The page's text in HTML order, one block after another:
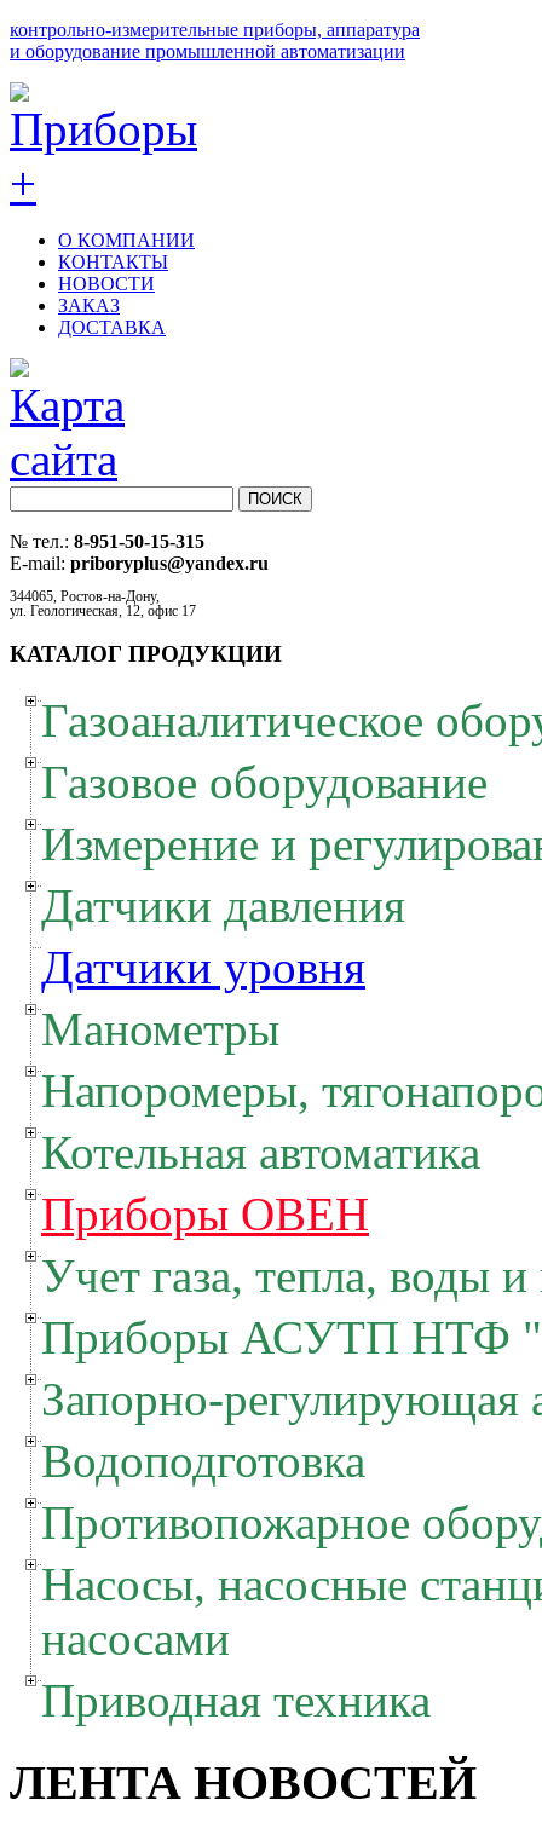
контрольно-измерительные приборы, аппаратура
и оборудование промышленной автоматизации
О КОМПАНИИ
КОНТАКТЫ
НОВОСТИ
ЗАКАЗ
ДОСТАВКА
№ тел.: 8-951-50-15-315
E-mail: priboryplus@yandex.ru
344065, Ростов-на-Дону,
ул. Геологическая, 12, офис 17
КАТАЛОГ ПРОДУКЦИИ
Газоаналитическое
Газовое оборудование
Измерение и
Датчики давления
Датчики уровня
Манометры
Напоромеры,
Котельная автоматика
Приборы ОВЕН
Учет газа, тепла, воды и
Приборы АСУТП НТФ
Запорно-регулирующая
Водоподготовка
Противопожарное
Насосы, насосные
насосами
Приводная техника
ЛЕНТА НОВОСТЕЙ